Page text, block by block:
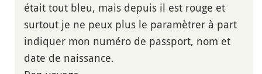
était tout bleu, mais depuis il est rouge et
surtout je ne peux plus le paramètrer à part
indiquer mon numéro de passport, nom et
date de naissance.